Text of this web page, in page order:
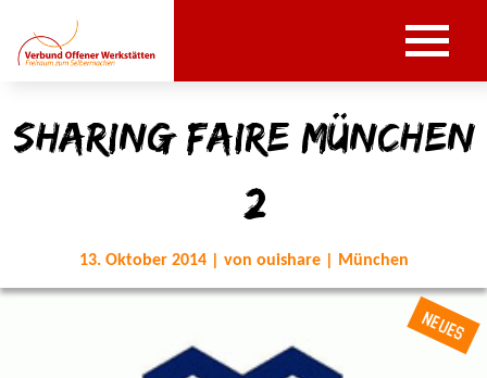
Sharing Faire München
#2
13. Oktober 2014 | von ouishare | München
NEUES